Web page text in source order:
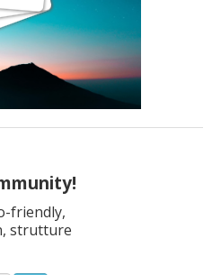
friendly,
strutture